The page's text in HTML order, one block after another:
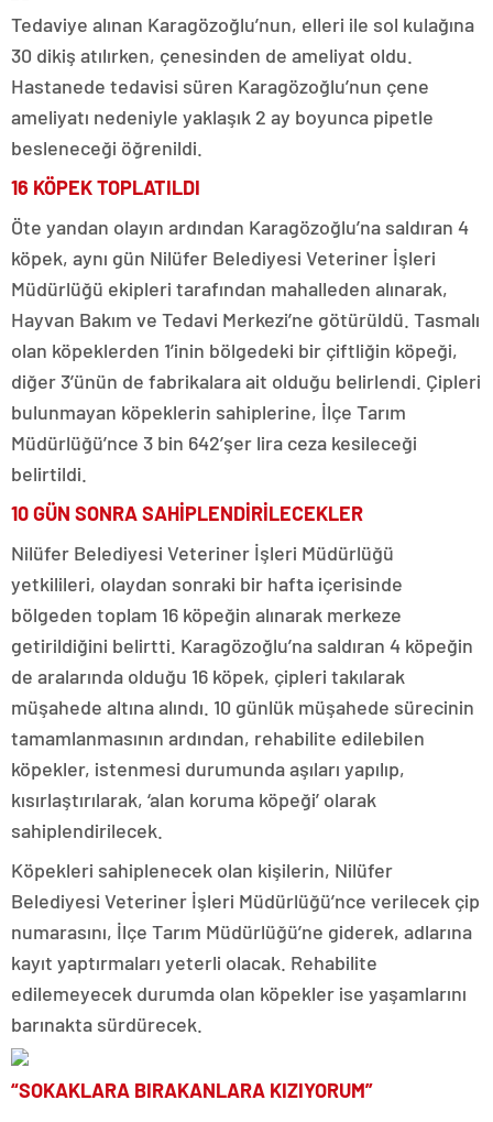
Tedaviye alınan Karagözoğlu’nun, elleri ile sol kulağına
30 dikiş atılırken, çenesinden de ameliyat oldu.
Hastanede tedavisi süren Karagözoğlu’nun çene
ameliyatı nedeniyle yaklaşık 2 ay boyunca pipetle
besleneceği öğrenildi.
16 KÖPEK TOPLATILDI
Öte yandan olayın ardından Karagözoğlu’na saldıran 4
köpek, aynı gün Nilüfer Belediyesi Veteriner İşleri
Müdürlüğü ekipleri tarafından mahalleden alınarak,
Hayvan Bakım ve Tedavi Merkezi’ne götürüldü. Tasmalı
olan köpeklerden 1’inin bölgedeki bir çiftliğin köpeği,
diğer 3’ünün de fabrikalara ait olduğu belirlendi. Çipleri
bulunmayan köpeklerin sahiplerine, İlçe Tarım
Müdürlüğü’nce 3 bin 642’şer lira ceza kesileceği
belirtildi.
10 GÜN SONRA SAHİPLENDİRİLECEKLER
Nilüfer Belediyesi Veteriner İşleri Müdürlüğü
yetkilileri, olaydan sonraki bir hafta içerisinde
bölgeden toplam 16 köpeğin alınarak merkeze
getirildiğini belirtti. Karagözoğlu’na saldıran 4 köpeğin
de aralarında olduğu 16 köpek, çipleri takılarak
müşahede altına alındı. 10 günlük müşahede sürecinin
tamamlanmasının ardından, rehabilite edilebilen
köpekler, istenmesi durumunda aşıları yapılıp,
kısırlaştırılarak, ‘alan koruma köpeği’ olarak
sahiplendirilecek.
Köpekleri sahiplenecek olan kişilerin, Nilüfer
Belediyesi Veteriner İşleri Müdürlüğü’nce verilecek çip
numarasını, İlçe Tarım Müdürlüğü’ne giderek, adlarına
kayıt yaptırmaları yeterli olacak. Rehabilite
edilemeyecek durumda olan köpekler ise yaşamlarını
barınakta sürdürecek.
“SOKAKLARA BIRAKANLARA KIZIYORUM”